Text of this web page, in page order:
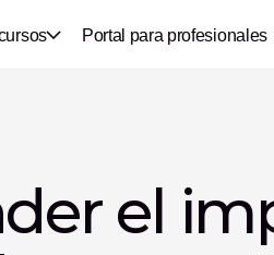
Portal para profesionales
el